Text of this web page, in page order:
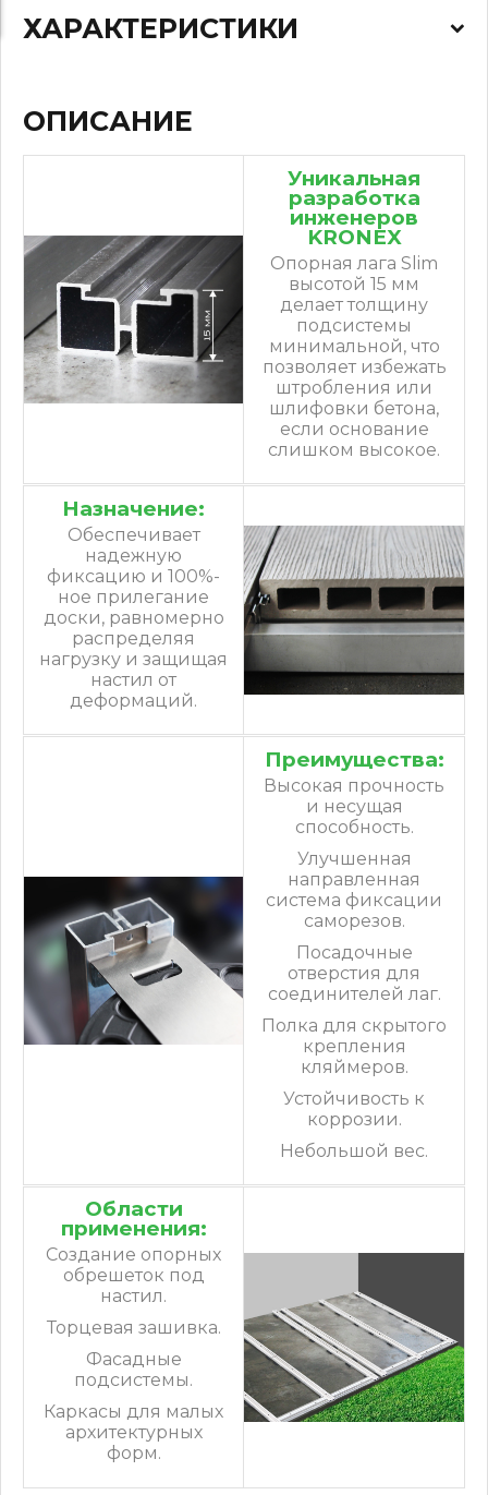
ХАРАКТЕРИСТИКИ
ОПИСАНИЕ
Уникальная
разработка
инженеров
KRONEX
Опорная лага Slim
высотой 15 мм
делает толщину
подсистемы
минимальной, что
позволяет избежать
штробления или
шлифовки бетона,
если основание
слишком высокое.
Назначение:
Обеспечивает
надежную
фиксацию и 100%-
ное прилегание
доски, равномерно
распределяя
нагрузку и защищая
настил от
деформаций.
Преимущества:
Высокая прочность
и несущая
способность.
Улучшенная
направленная
система фиксации
саморезов.
Посадочные
отверстия для
соединителей лаг.
Полка для скрытого
крепления
кляймеров.
Устойчивость к
коррозии.
Небольшой вес.
Области
применения:
Создание опорных
обрешеток под
настил.
Торцевая зашивка.
Фасадные
подсистемы.
Каркасы для малых
архитектурных
форм.